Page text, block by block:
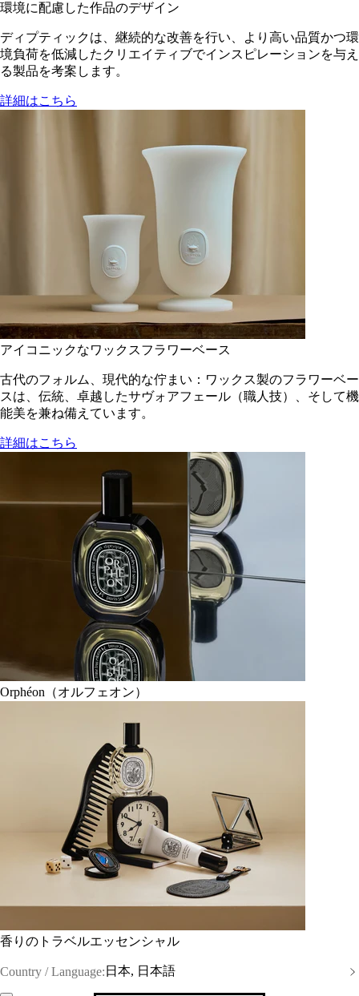
環境に配慮した作品のデザイン
ディプティックは、継続的な改善を行い、より高い品質かつ環
境負荷を低減した​クリエイティブでインスピレーションを与え
る製品を考案します。
詳細はこちら
アイコニックなワックスフラワーベース
古代のフォルム、現代的な佇まい：ワックス製のフラワーベー
スは、伝統、卓越したサヴォアフェール（職人技）、そして機
能美を兼ね備えています。
詳細はこちら
Orphéon（オルフェオン）
香りのトラベルエッセンシャル
Country / Language: 日本, 日本語